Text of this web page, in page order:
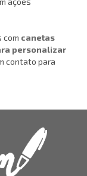
com canetas
personalizar
contato para